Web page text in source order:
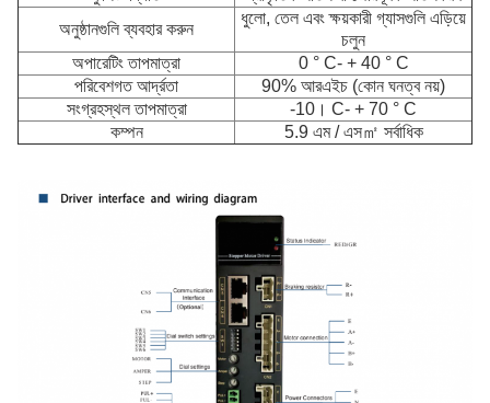
অনুষ্ঠানগুলি ব্যবহার করুন
ধুলো, তেল এবং ক্ষয়কারী গ্যাসগুলি এড়িয়ে
চলুন
অপারেটিং তাপমাত্রা
0 ° C- + 40 ° C
পরিবেশগত আর্দ্রতা
90% আরএইচ (কোন ঘনত্ব নয়)
সংগ্রহস্থল তাপমাত্রা
-10। C- + 70 ° C
কম্পন
5.9 এম / এস㎡ সর্বাধিক